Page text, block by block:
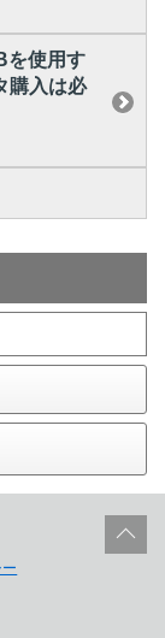
を使用す
購入は必